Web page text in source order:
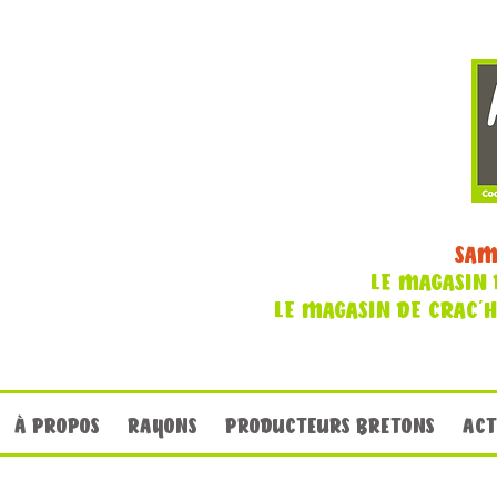
LE MAGASIN
LE MAGASIN DE
À PROPOS RAYONS PRODUCTEURS BRETONS